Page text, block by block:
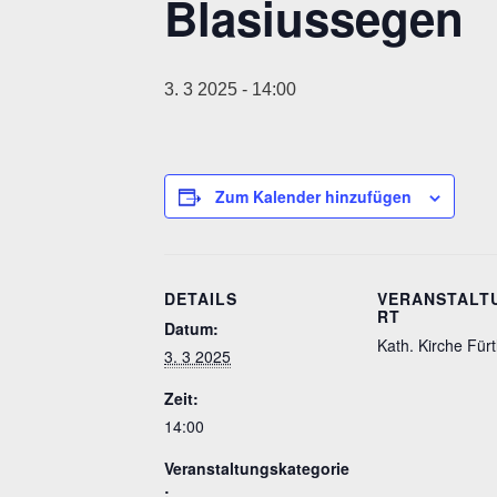
Blasiussegen
3. 3 2025 - 14:00
Zum Kalender hinzufügen
DETAILS
Datum:
3. 3 2025
Zeit:
14:00
Veranstaltungskategorie
:
RT
Kath. Kirche